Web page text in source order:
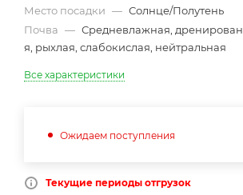
Место посадки — Солнце/Полутень
Почва — Средневлажная,
я, рыхлая, слабокислая, нейтральная
Все характеристики
Ожидаем поступления
Текущие периоды отгрузок